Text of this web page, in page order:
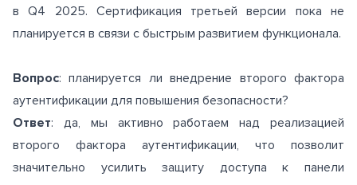
в Q4 2025. Сертификация третьей версии пока не
планируется в связи с быстрым развитием функционала.
Вопрос: планируется ли внедрение второго фактора
аутентификации для повышения безопасности?
Ответ: да, мы активно работаем над реализацией
второго фактора аутентификации, что позволит
значительно усилить защиту доступа к панели